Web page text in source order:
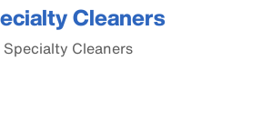
Cleaners
Specialty Cleaners